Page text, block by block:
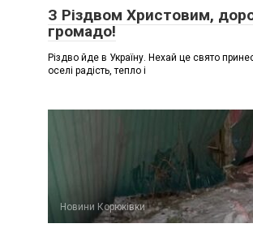
З Різдвом Христовим,
громадо!
Різдво йде в Україну. Нехай це свято
оселі радість, тепло і
Новини Корюківки